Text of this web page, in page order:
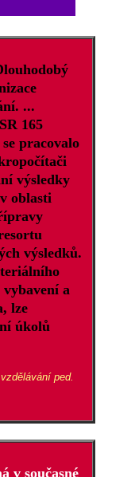
...
165
pracovalo
výsledky
oblasti
výsledků.
vybavení a
lze
úkolů
ped.
v současné